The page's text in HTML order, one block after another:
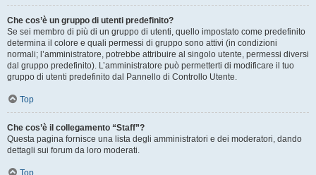
Che cos’è un gruppo di utenti predefinito?
Se sei membro di più di un gruppo di utenti, quello impostato come predefinito
determina il colore e quali permessi di gruppo sono attivi (in condizioni
normali; l’amministratore, potrebbe attribuire al singolo utente, permessi diversi
dal gruppo predefinito). L’amministratore può permetterti di modificare il tuo
gruppo di utenti predefinito dal Pannello di Controllo Utente.
Top
Che cos’è il collegamento “Staff”?
Questa pagina fornisce una lista degli amministratori e dei moderatori, dando
dettagli sui forum da loro moderati.
Top